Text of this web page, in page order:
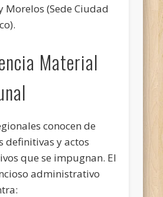
Morelos (Sede Ciudad
Material
conocen de
definitivas y actos
que se impugnan. El
administrativo